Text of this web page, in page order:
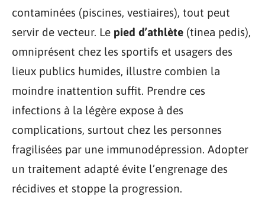
contaminées (piscines, vestiaires), tout peut
servir de vecteur. Le pied d’athlète (tinea pedis),
omniprésent chez les sportifs et usagers des
lieux publics humides, illustre combien la
moindre inattention suffit. Prendre ces
infections à la légère expose à des
complications, surtout chez les personnes
fragilisées par une immunodépression. Adopter
un traitement adapté évite l’engrenage des
récidives et stoppe la progression.